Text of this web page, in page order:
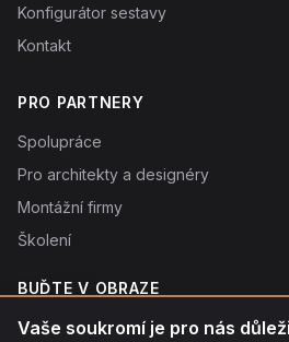
Konfigurátor sestavy
Kontakt
PRO PARTNERY
Spolupráce
Pro architekty a designéry
Montážní firmy
Školení
BUĎTE V OBRAZE
Novinky o produktech, tipy a slevy.
Vaše soukromí je pro nás